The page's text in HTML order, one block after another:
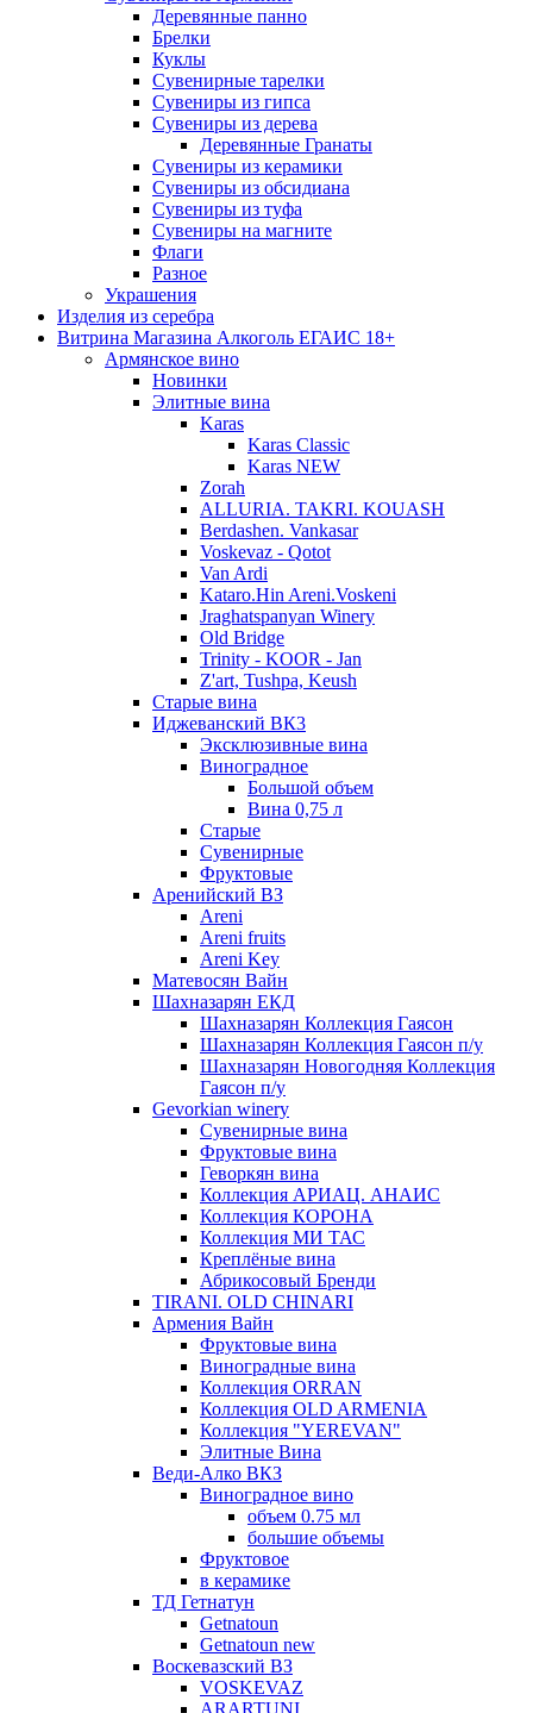
Деревянные панно
Брелки
Куклы
Сувенирные тарелки
Сувениры из гипса
Сувениры из дерева
Деревянные Гранаты
Сувениры из керамики
Сувениры из обсидиана
Сувениры из туфа
Сувениры на магните
Флаги
Разное
Украшения
Изделия из серебра
Витрина Магазина Алкоголь ЕГАИС 18+
Армянское вино
Новинки
Элитные вина
Karas
Karas Classic
Karas NEW
Zorah
ALLURIA. TAKRI. KOUASH
Berdashen. Vankasar
Voskevaz - Qotot
Van Ardi
Kataro.Hin Areni.Voskeni
Jraghatspanyan Winery
Old Bridge
Trinity - KOOR - Jan
Z'art, Tushpa, Keush
Старые вина
Иджеванский ВК3
Эксклюзивные вина
Виноградное
Большой объем
Вина 0,75 л
Старые
Сувенирные
Фруктовые
Аренийский ВЗ
Areni
Areni fruits
Areni Key
Матевосян Вайн
Шахназарян ЕКД
Шахназарян Коллекция Гаясон
Шахназарян Коллекция Гаясон п/у
Шахназарян Новогодняя Коллекция
Гаясон п/у
Gevorkian winery
Сувенирные вина
Фруктовые вина
Геворкян вина
Коллекция АРИАЦ. АНАИС
Коллекция КОРОНА
Коллекция МИ ТАС
Креплёные вина
Абрикосовый Бренди
TIRANI. OLD CHINARI
Армения Вайн
Фруктовые вина
Виноградные вина
Коллекция ORRAN
Коллекция OLD ARMENIA
Коллекция "YEREVAN"
Элитные Вина
Веди-Алко ВКЗ
Виноградное вино
объем 0.75 мл
большие объемы
Фруктовое
в керамике
ТД Гетнатун
Getnatoun
Getnatoun new
Воскевазский ВЗ
VOSKEVAZ
ARARTUNI